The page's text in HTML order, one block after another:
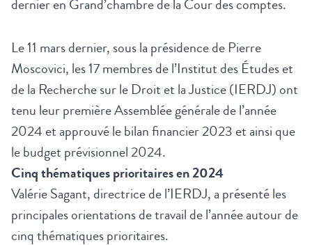
dernier en Grand’chambre de la Cour des comptes.
Le 11 mars dernier, sous la présidence de Pierre
Moscovici, les 17 membres de l’Institut des Études et
de la Recherche sur le Droit et la Justice (IERDJ) ont
tenu leur première Assemblée générale de l’année
2024 et approuvé le bilan financier 2023 et ainsi que
le budget prévisionnel 2024.
Cinq thématiques prioritaires en 2024
Valérie Sagant, directrice de l’IERDJ, a présenté les
principales orientations de travail de l’année autour de
cinq thématiques prioritaires.